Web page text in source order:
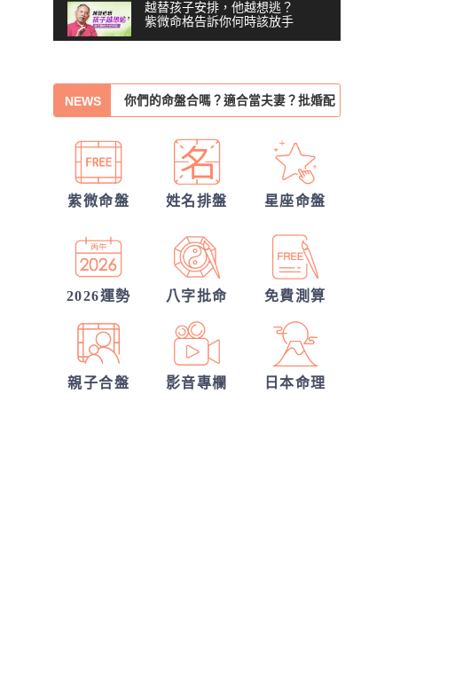
越替孩子安排，他越想逃？
紫微命格告訴你何時該放手
00:41
習慣把累往肚子裡吞？最難
越努力越燒光自己？你的天
賦可能用過頭了 #shorts
00:40
顆星，常燒光自己
40歲，人生努力全部歸零
——我打開命盤，看到了什
麼？
04:51
一張命盤，算出你全家？
#shorts
NEWS 指數
你們前世是哪種星宿關係？今生有好結
我們的未來已註定?
錢途低迷！如何翻身轉運？揭開你的發
財大運
我們緣分已盡了嗎？
張盛舒大師，詳批你的一生命運！
他的戀愛意圖全洞悉
紫微命盤 姓名排盤 星座命盤
2026運勢 八字批命 免費測算
親子合盤 影音專欄 日本命理